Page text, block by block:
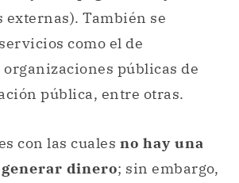
externas). También se
como el de
públicas de
pública, entre otras.
con las cuales no hay una
dinero; sin embargo,